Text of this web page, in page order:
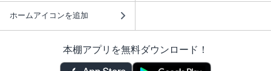
ホームアイコンを追加
本棚アプリを無料ダウンロード！